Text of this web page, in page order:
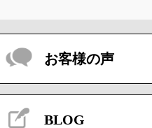
お客様の声
BLOG